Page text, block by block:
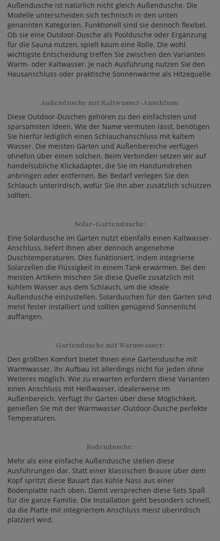
Außendusche ist natürlich nicht gleich Außendusche. Die
Modelle unterscheiden sich technisch in den unten
genannten Kategorien. Funktionell sind sie dennoch flexibel.
Ob sie eine Outdoor-Dusche als Pooldusche oder Ergänzung
für die Sauna nutzen, spielt kaum eine Rolle. Die wohl
wichtigste Entscheidung treffen Sie zwischen den Varianten
Warm- oder Kaltwasser. Je nach Ausführung nutzen Sie den
Hausanschluss oder praktische Sonnenwärme als Hitzequelle.
Außendusche mit Kaltwasser-Anschluss:
Diese Outdoor-Duschen gehören zu den einfachsten und
sparsamsten Ideen. Wie der Name vermuten lässt, benötigen
Sie hierfür lediglich einen Schlauchanschluss mit kaltem
Wasser. Die meisten Gärten und Außenbereiche verfügen
ohnehin über einen solchen. Beim Verbinden setzen wir auf
handelsübliche Klickadapter, die Sie im Handumdrehen
anbringen oder entfernen. Bei Bedarf verlegen Sie den
Schlauch unterirdisch, wofür Sie ihn aber zusätzlich schützen
sollten.
Solar-Gartendusche:
Eine Solardusche im Garten nutzt ebenfalls einen Kaltwasser-
Anschluss, liefert Ihnen aber dennoch angenehme
Duschtemperaturen. Dies funktioniert, indem integrierte
Solarzellen die Flüssigkeit in einem Tank erwärmen. Bei den
meisten Artikeln mischen Sie diese Quelle zusätzlich mit
kühlem Wasser aus dem Schlauch, um die ideale
Außendusche einzustellen. Solarduschen für den Garten sind
meist fester installiert und sollten genügend Sonnenlicht
auffangen.
Gartendusche mit Warmwasser:
Den größten Komfort bietet Ihnen eine Gartendusche mit
Warmwasser. Ihr Aufbau ist allerdings nicht für jeden ohne
Weiteres möglich. Wie zu erwarten erfordern diese Varianten
einen Anschluss mit Heißwasser, idealerweise im
Außenbereich. Verfügt Ihr Garten über diese Möglichkeit,
genießen Sie mit der Warmwasser-Outdoor-Dusche perfekte
Temperaturen.
Bodendusche:
Mehr als eine einfache Außendusche stellen diese
Ausführungen dar. Statt einer klassischen Brause über dem
Kopf spritzt diese Bauart das kühle Nass aus einer
Bodenplatte nach oben. Damit versprechen diese Sets Spaß
für die ganze Familie. Die Installation geht besonders schnell,
da die Platte mit integriertem Anschluss meist überirdisch
platziert wird.